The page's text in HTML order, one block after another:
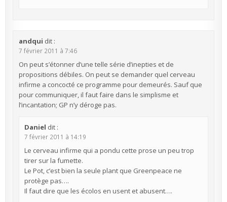
andqui dit :
7 février 2011 à 7:46
On peut s’étonner d’une telle série d’inepties et de
propositions débiles. On peut se demander quel cerveau
infirme a concocté ce programme pour demeurés. Sauf que
pour communiquer, il faut faire dans le simplisme et
l’incantation; GP n’y déroge pas.
Daniel dit :
7 février 2011 à 14:19
Le cerveau infirme qui a pondu cette prose un peu trop
tirer sur la fumette.
Le Pot, c’est bien la seule plant que Greenpeace ne
protège pas….
Il faut dire que les écolos en usent et abusent….